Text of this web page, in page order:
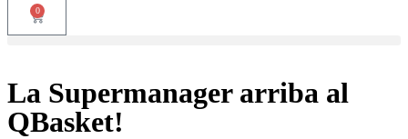
0
La Supermanager arriba al
QBasket!